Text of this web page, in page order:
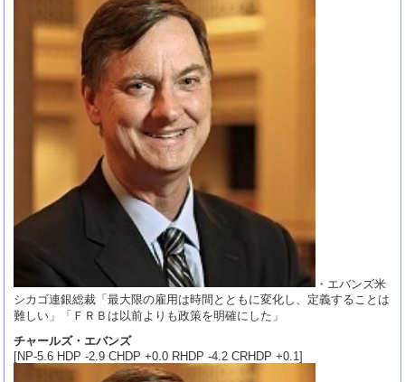
・エバンズ米
シカゴ連銀総裁「最大限の雇用は時間とともに変化し、定義することは
難しい」「ＦＲＢは以前よりも政策を明確にした」
チャールズ・エバンズ
[NP-5.6 HDP -2.9 CHDP +0.0 RHDP -4.2 CRHDP +0.1]